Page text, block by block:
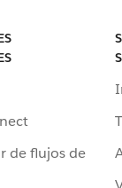
de flujos de